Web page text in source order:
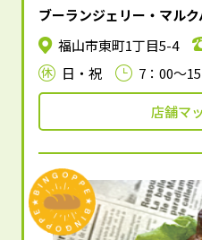
ブーランジェリー・マルク
福山市東町1丁目5-4
日・祝
7：00～
店舗マ